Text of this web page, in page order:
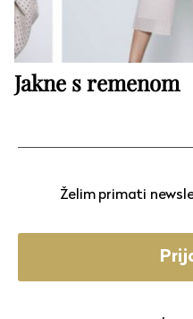
Jakne s remenom
Želim primati